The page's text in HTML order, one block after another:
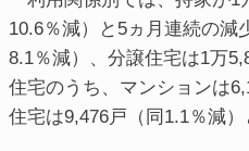
10.6％減）と5ヵ月連続の減
8.1％減）、分譲住宅は1万
住宅のうち、マンションは
住宅は9,476戸（同1.1％減